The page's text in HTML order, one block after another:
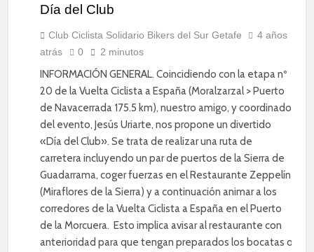
CICLISMO
CARRETERA
DIVERSIÓN
Día del Club
Club Ciclista Solidario Bikers del Sur Getafe
4 años
atrás
0 2 minutos
INFORMACIÓN GENERAL. Coincidiendo con la etapa nº
20 de la Vuelta Ciclista a España (Moralzarzal > Puerto
de Navacerrada 175.5 km), nuestro amigo, y coordinador
del evento, Jesús Uriarte, nos propone un divertido
«Día del Club». Se trata de realizar una ruta de
carretera incluyendo un par de puertos de la Sierra de
Guadarrama, coger fuerzas en el Restaurante Zeppelín
(Miraflores de la Sierra) y a continuación animar a los
corredores de la Vuelta Ciclista a España en el Puerto
de la Morcuera. Esto implica avisar al restaurante con
anterioridad para que tengan preparados los bocatas o